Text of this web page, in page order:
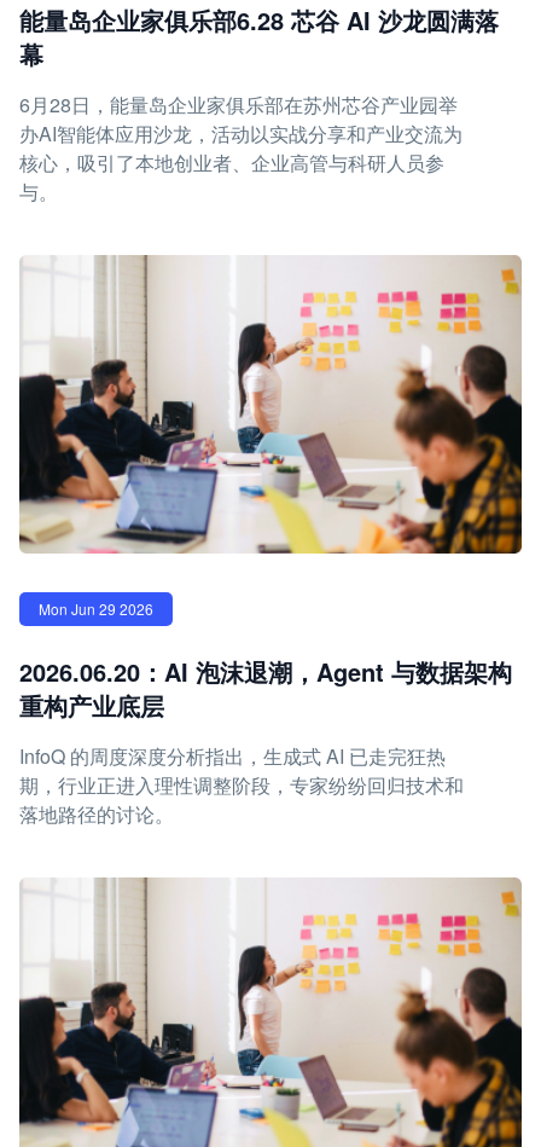
能量岛企业家俱乐部6.28 芯谷 AI 沙龙圆满落
幕
6月28日，能量岛企业家俱乐部在苏州芯谷产业园举
办AI智能体应用沙龙，活动以实战分享和产业交流为
核心，吸引了本地创业者、企业高管与科研人员参
与。
Mon Jun 29 2026
2026.06.20：AI 泡沫退潮，Agent 与数据架构
重构产业底层
InfoQ 的周度深度分析指出，生成式 AI 已走完狂热
期，行业正进入理性调整阶段，专家纷纷回归技术和
落地路径的讨论。